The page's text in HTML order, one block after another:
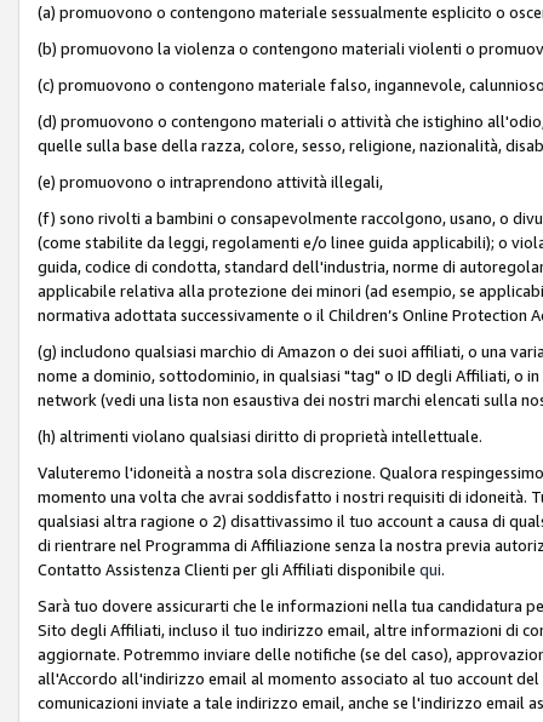
(a) promuovono o contengono materiale sessualmente esplicito o
(b) promuovono la violenza o contengono materiali violenti o
(c) promuovono o contengono materiale falso, ingannevole,
(d) promuovono o contengono materiali o attività che istighino
quelle sulla base della razza, colore, sesso, religione, nazionalità,
(e) promuovono o intraprendono attività illegali,
(f) sono rivolti a bambini o consapevolmente raccolgono, usano, o
(come stabilite da leggi, regolamenti e/o linee guida applicabili); o
guida, codice di condotta, standard dell'industria, norme di
applicabile relativa alla protezione dei minori (ad esempio, se
normativa adottata successivamente o il Children’s Online Protection
(g) includono qualsiasi marchio di Amazon o dei suoi affiliati, o una
nome a dominio, sottodominio, in qualsiasi "tag" o ID degli Affiliati, o
network (vedi una lista non esaustiva dei nostri marchi elencati sulla
(h) altrimenti violano qualsiasi diritto di proprietà intellettuale.
Valuteremo l'idoneità a nostra sola discrezione. Qualora
momento una volta che avrai soddisfatto i nostri requisiti di idoneità.
qualsiasi altra ragione o 2) disattivassimo il tuo account a causa di
di rientrare nel Programma di Affiliazione senza la nostra previa
Contatto Assistenza Clienti per gli Affiliati disponibile qui.
Sarà tuo dovere assicurarti che le informazioni nella tua candidatura
Sito degli Affiliati, incluso il tuo indirizzo email, altre informazioni di
aggiornate. Potremmo inviare delle notifiche (se del caso),
all'Accordo all'indirizzo email al momento associato al tuo account
comunicazioni inviate a tale indirizzo email, anche se l'indirizzo email